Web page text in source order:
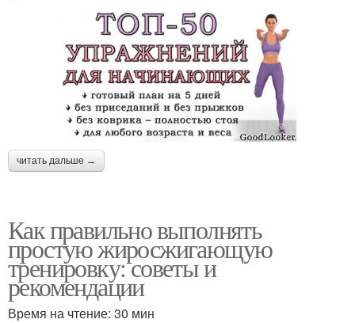
читать дальше →
Как правильно выполнять
простую жиросжигающую
тренировку: советы и
рекомендации
Время на чтение: 30 мин